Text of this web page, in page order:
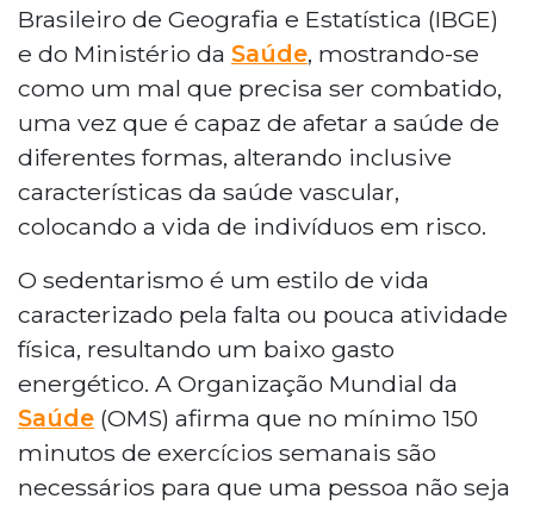
Brasileiro de Geografia e Estatística (IBGE)
e do Ministério da Saúde, mostrando-se
como um mal que precisa ser combatido,
uma vez que é capaz de afetar a saúde de
diferentes formas, alterando inclusive
características da saúde vascular,
colocando a vida de indivíduos em risco.
O sedentarismo é um estilo de vida
caracterizado pela falta ou pouca atividade
física, resultando um baixo gasto
energético. A Organização Mundial da
Saúde (OMS) afirma que no mínimo 150
minutos de exercícios semanais são
necessários para que uma pessoa não seja